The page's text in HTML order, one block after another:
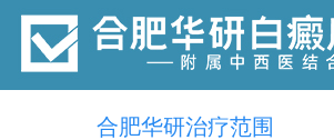
合肥华研治疗范围